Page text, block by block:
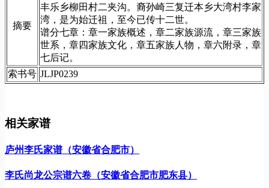
摘要
丰乐乡柳田村二夹沟。裔孙崎三复迁本乡大湾村李家
湾，是为始迁祖，至今已传十二世。
谱分七章：章一家族概述，章二家族源流，章三家族
世系，章四家族文化，章五家族人物，章六附录，章
七后记。
索书号 JLJP0239
相关家谱
庐州李氏家谱（安徽省合肥市）
李氏尚龙公宗谱六卷（安徽省合肥市肥东县）